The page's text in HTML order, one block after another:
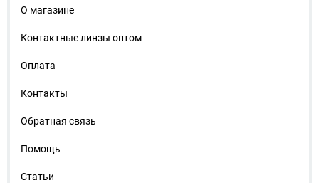
О магазине
Контактные линзы оптом
Оплата
Контакты
Обратная связь
Помощь
Статьи